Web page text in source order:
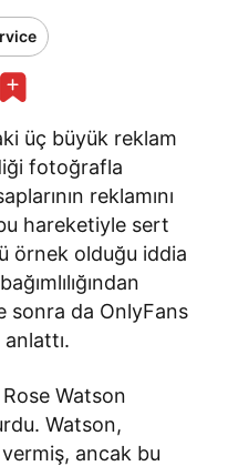
üç büyük reklam
fotoğrafla
reklamını
hareketiyle sert
örnek olduğu iddia
sonra da OnlyFans
Watson
Watson,
ancak bu